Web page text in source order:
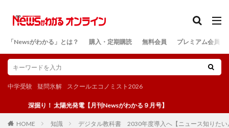
「Newsがわかる」とは？ 購入・定期購読 無料会員 プレミアム会員
中学受験 疑問氷解 スクールエコノミスト2026
掘り！ 太陽光発電【月刊Newsがわかる９月号】
HOME 知識 デジタル教科書 2030年度導入へ【ニュース知りたい
検索